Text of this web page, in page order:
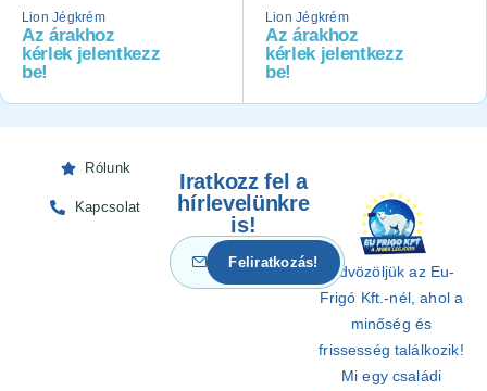
Lion Jégkrém
Az árakhoz
kérlek jelentkezz
be!
Lion Jégkrém
Az árakhoz
kérlek jelentkezz
be!
Rólunk
Kapcsolat
Üdvözöljük az Eu-
Frigó Kft.-nél, ahol a
minőség és
frissesség találkozik!
Mi egy családi
Iratkozz fel a
hírlevelünkre
is!